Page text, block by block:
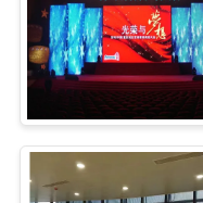
صفحه نمایش LED